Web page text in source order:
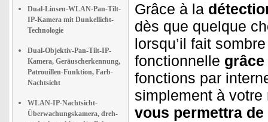
Dual-Linsen-WLAN-Pan-Tilt-
IP-Kamera mit Dunkellicht-
Technologie
Dual-Objektiv-Pan-Tilt-IP-
Kamera, Geräuscherkennung,
Patrouillen-Funktion, Farb-
Nachtsicht
WLAN-IP-Nachtsicht-
Überwachungskamera, dreh-
Grâce à la
dès que quelque
lorsqu’il fait
fonctionnelle
fonctions par
simplement à
vous permettra